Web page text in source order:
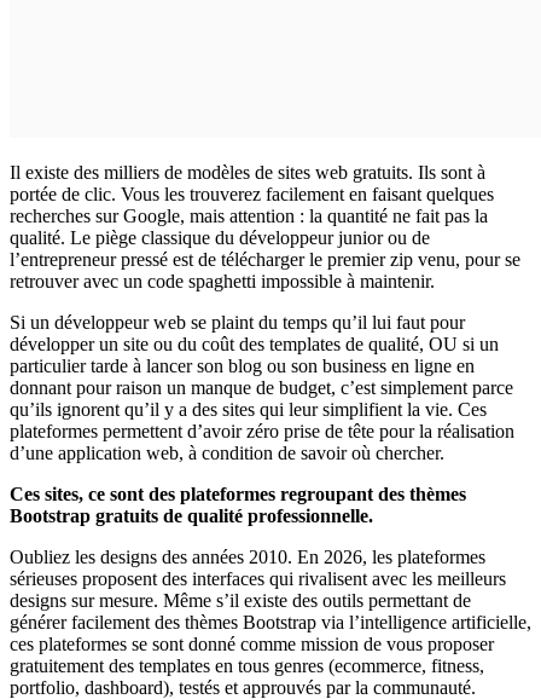
Il existe des milliers de modèles de sites web gratuits. Ils sont à
portée de clic. Vous les trouverez facilement en faisant quelques
recherches sur Google, mais attention : la quantité ne fait pas la
qualité. Le piège classique du développeur junior ou de
l’entrepreneur pressé est de télécharger le premier zip venu, pour se
retrouver avec un code spaghetti impossible à maintenir.
Si un développeur web se plaint du temps qu’il lui faut pour
développer un site ou du coût des templates de qualité, OU si un
particulier tarde à lancer son blog ou son business en ligne en
donnant pour raison un manque de budget, c’est simplement parce
qu’ils ignorent qu’il y a des sites qui leur simplifient la vie. Ces
plateformes permettent d’avoir zéro prise de tête pour la réalisation
d’une application web, à condition de savoir où chercher.
Ces sites, ce sont des plateformes regroupant des thèmes
Bootstrap gratuits de qualité professionnelle.
Oubliez les designs des années 2010. En 2026, les plateformes
sérieuses proposent des interfaces qui rivalisent avec les meilleurs
designs sur mesure. Même s’il existe des outils permettant de
générer facilement des thèmes Bootstrap via l’intelligence artificielle,
ces plateformes se sont donné comme mission de vous proposer
gratuitement des templates en tous genres (ecommerce, fitness,
portfolio, dashboard), testés et approuvés par la communauté.